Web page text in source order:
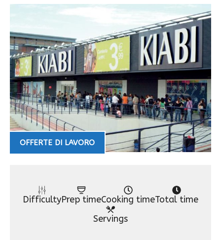
OFFERTE DI LAVORO
DifficultyPrep timeCooking timeTotal time
Servings